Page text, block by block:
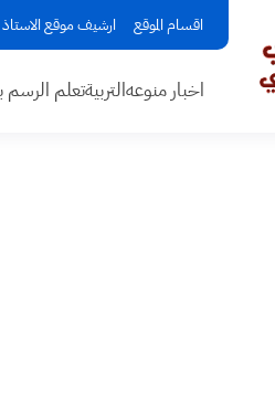
اقسام الموقع ارشيف موقع
اخبار منوعهالتربيةتعلم الرسم